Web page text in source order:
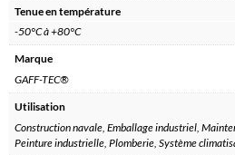
Tenue en température
-50°C à +80°C
Marque
GAFF-TEC®
Utilisation
Construction navale, Emballage industriel,
Peinture industrielle, Plomberie, Système